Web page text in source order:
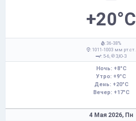
+20°C
: 36-38%
: 1011-1003 мм рт.ст.
: 5-6,
З,Ю-З
Ночь: +8°C
Утро: +9°C
День: +20°C
Вечер: +17°C
4 Мая 2026, Пн